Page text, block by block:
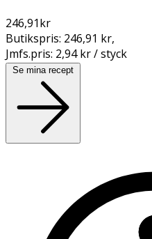
246,91kr
Butikspris: 246,91 kr,
Jmfs.pris: 2,94 kr / styck
Se mina recept